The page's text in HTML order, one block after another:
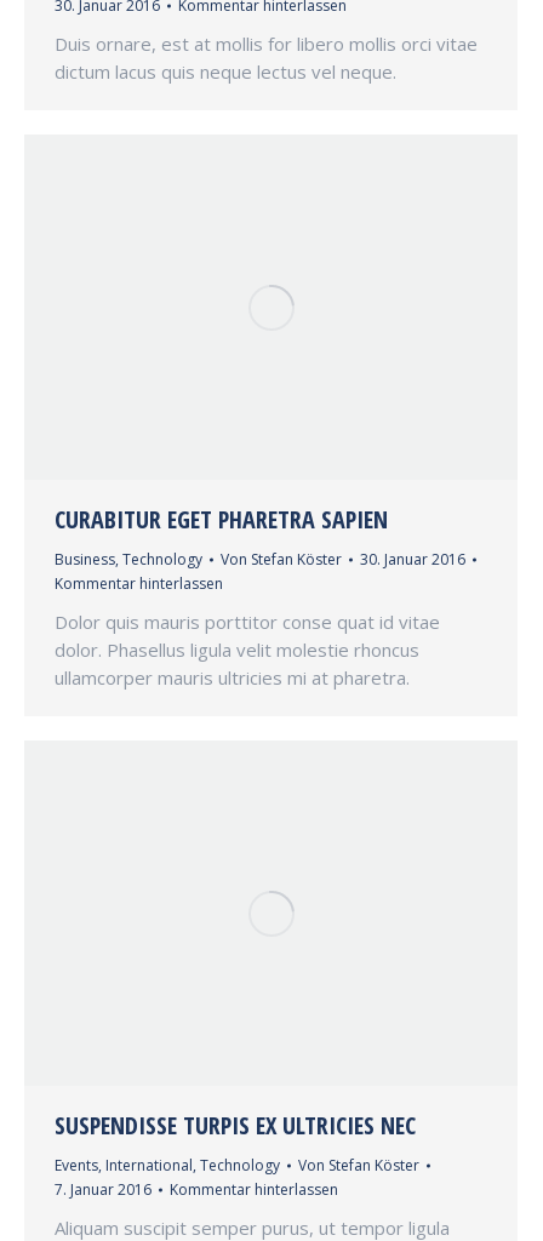
30. Januar 2016
Kommentar hinterlassen
Duis ornare, est at mollis for libero mollis orci vitae
dictum lacus quis neque lectus vel neque.
CURABITUR EGET PHARETRA SAPIEN
Business, Technology Von Stefan Köster
30. Januar 2016
Kommentar hinterlassen
Dolor quis mauris porttitor conse quat id vitae
dolor. Phasellus ligula velit molestie rhoncus
ullamcorper mauris ultricies mi at pharetra.
SUSPENDISSE TURPIS EX ULTRICIES NEC
Events, International, Technology Von Stefan Köster
7. Januar 2016
Kommentar hinterlassen
Aliquam suscipit semper purus, ut tempor ligula